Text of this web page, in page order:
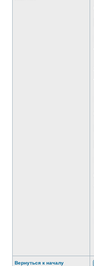
Вернуться к началу